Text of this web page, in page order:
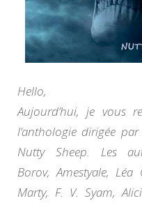
Hello,
Aujourd’hui, je vous
l’anthologie dirigée
Nutty Sheep. Les
Borov, Amestyale,
Marty, F. V. Syam,